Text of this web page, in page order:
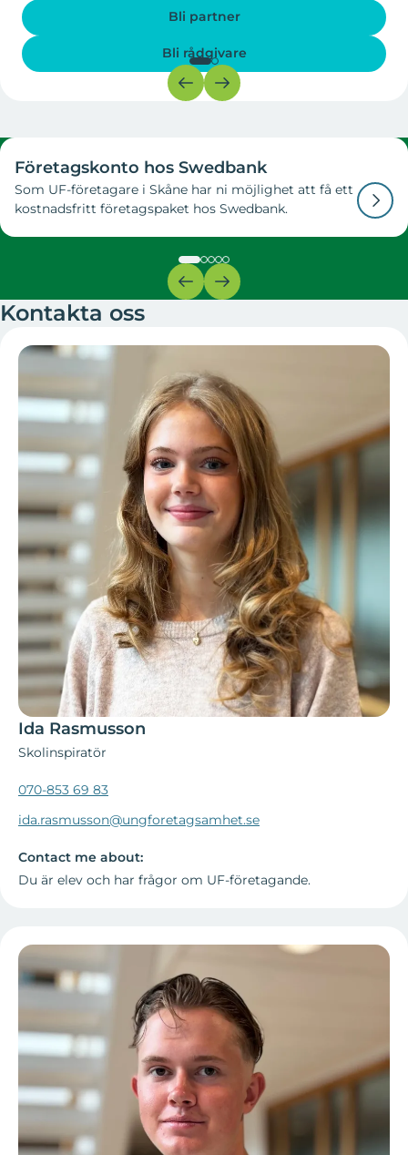
Bli partner
Bli rådgivare
Företagskonto hos Swedbank
Som UF-företagare i Skåne har ni möjlighet att få ett
kostnadsfritt företagspaket hos Swedbank.
Kontakta oss
Ida Rasmusson
Skolinspiratör
070-853 69 83
ida.rasmusson@ungforetagsamhet.se
Contact me about:
Du är elev och har frågor om UF-företagande.